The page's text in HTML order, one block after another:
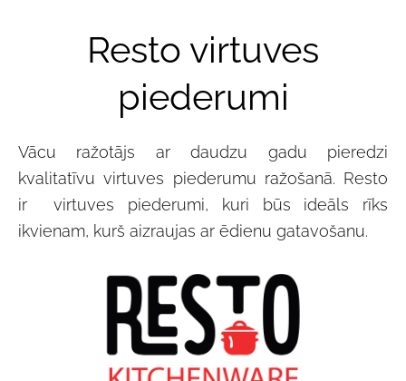
Resto virtuves
piederumi
Vācu ražotājs ar daudzu gadu pieredzi
kvalitatīvu virtuves piederumu ražošanā. Resto
ir virtuves piederumi, kuri būs ideāls rīks
ikvienam, kurš aizraujas ar ēdienu gatavošanu.